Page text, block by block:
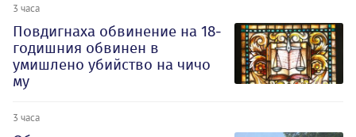
3 часа
Повдигнаха обвинение на 18-
годишния обвинен в
умишлено убийство на чичо
му
3 часа